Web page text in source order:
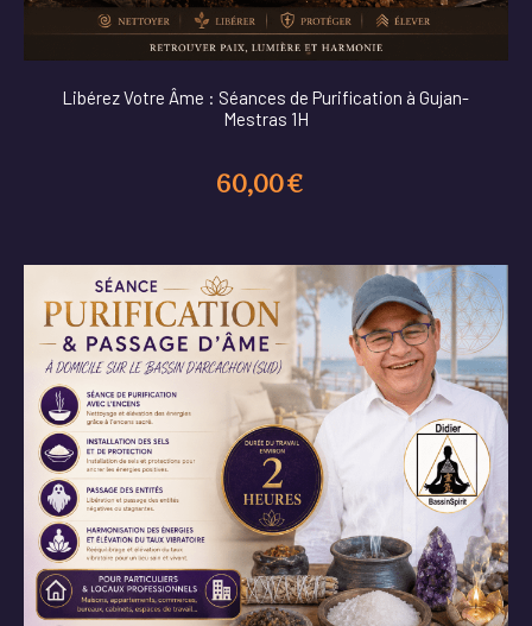
Libérez Votre Âme : Séances de Purification à Gujan-
Mestras 1H
60,00€